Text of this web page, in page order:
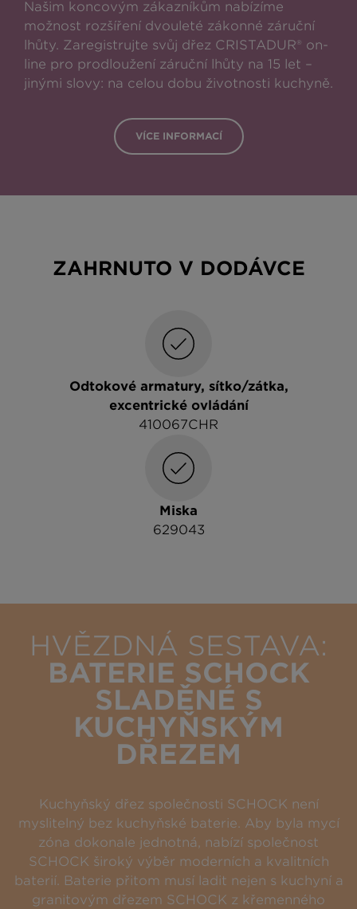
Našim koncovým zákazníkům nabízíme
možnost rozšíření dvouleté zákonné záruční
lhůty. Zaregistrujte svůj dřez CRISTADUR® on-
line pro prodloužení záruční lhůty na 15 let –
jinými slovy: na celou dobu životnosti kuchyně.
VÍCE INFORMACÍ
ZAHRNUTO V DODÁVCE
Odtokové armatury, sítko/zátka,
excentrické ovládání
410067CHR
Miska
629043
HVĚZDNÁ SESTAVA:
BATERIE SCHOCK
SLADĚNÉ S
KUCHYŇSKÝM
DŘEZEM
Kuchyňský dřez společnosti SCHOCK není
myslitelný bez kuchyňské baterie. Aby byla mycí
zóna dokonale jednotná, nabízí společnost
SCHOCK široký výběr moderních a kvalitních
baterií. Baterie přitom musí ladit nejen s kuchyní a
granitovým dřezem SCHOCK z křemenného